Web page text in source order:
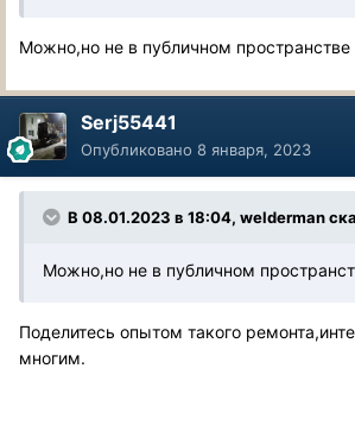
Можно,но не в публичном пространстве
Serj55441
Опубликовано 8 января, 2023
В 08.01.2023 в 18:04, welderman
Можно,но не в публичном
Поделитесь опытом такого
многим.